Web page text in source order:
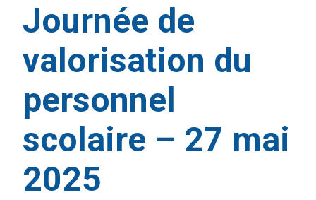
Journée de
valorisation du
personnel
scolaire – 27 mai
2025